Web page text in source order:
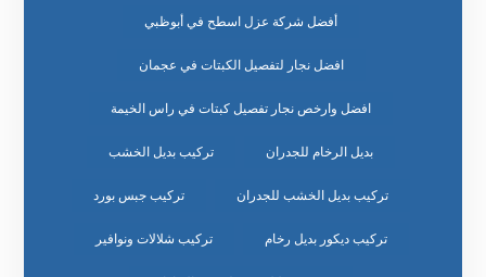
أفضل شركة عزل اسطح في أبوظبي
افضل نجار لتفصيل الكبتات في عجمان
افضل وارخص نجار تفصيل كبتات في راس الخيمة
بديل الرخام للجدران تركيب بديل الخشب
تركيب بديل الخشب للجدران تركيب جبس بورد
تركيب ديكور بديل رخام تركيب شلالات ونوافير